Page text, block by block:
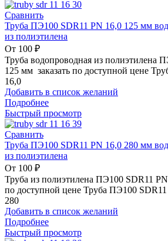
Сравнить
Труба ПЭ100 SDR11 PN 16,0 125 мм
из полиэтилена
От 100 ₽
Труба водопроводная из полиэтилена
125 мм заказать по доступной цене
16,0
Добавить в список желаний
Подробнее
Быстрый просмотр
Сравнить
Труба ПЭ100 SDR11 PN 16,0 280 мм
из полиэтилена
От 100 ₽
Труба из полиэтилена ПЭ100 SDR11
по доступной цене Труба ПЭ100
280
Добавить в список желаний
Подробнее
Быстрый просмотр